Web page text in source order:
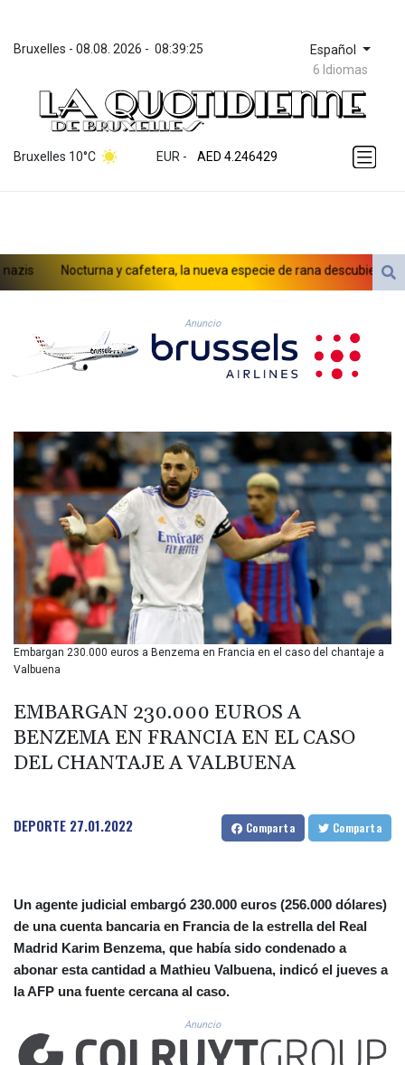
Bruxelles - 08.08. 2026 - 08:39:25 Español
6 Idiomas
Bruxelles 10°C EUR -
ZWL 372.275202
AED 4.246429
AFN 76.887634
ARS 1724.882575
AUD 1.635501
AZN 1.97002
BAM 1.961391
BBD 2.328337
BDT 143.102254
BMD 1.156136
BND 1.481323
BOB 13.739522
BRL 5.876989
BSD 1.155995
BTN 110.001186
BWP 15.603479
BYN 3.442212
BYR 22660.258427
BZD 2.324897
CAD 1.613446
CDF 2615.761404
CLP 1056.199727
CNY 7.801146
CNH 7.796152
COP 3650.105178
CUC 1.156136
CUP 30.637594
DKK 7.477932
DOP 67.345355
DZD 153.688625
EGP 57.293288
ERN 17.342035
FJD 2.553384
FKP 0.8566
Nocturna y cafetera, la nueva especie de rana descubierta en
Anuncio
Embargan 230.000 euros a Benzema en Francia en el caso del chantaje a
Valbuena
EMBARGAN 230.000 EUROS A
BENZEMA EN FRANCIA EN EL CASO
DEL CHANTAJE A VALBUENA
DEPORTE 27.01.2022 Comparta Comparta
Un agente judicial embargó 230.000 euros (256.000 dólares)
de una cuenta bancaria en Francia de la estrella del Real
Madrid Karim Benzema, que había sido condenado a
abonar esta cantidad a Mathieu Valbuena, indicó el jueves a
la AFP una fuente cercana al caso.
Anuncio